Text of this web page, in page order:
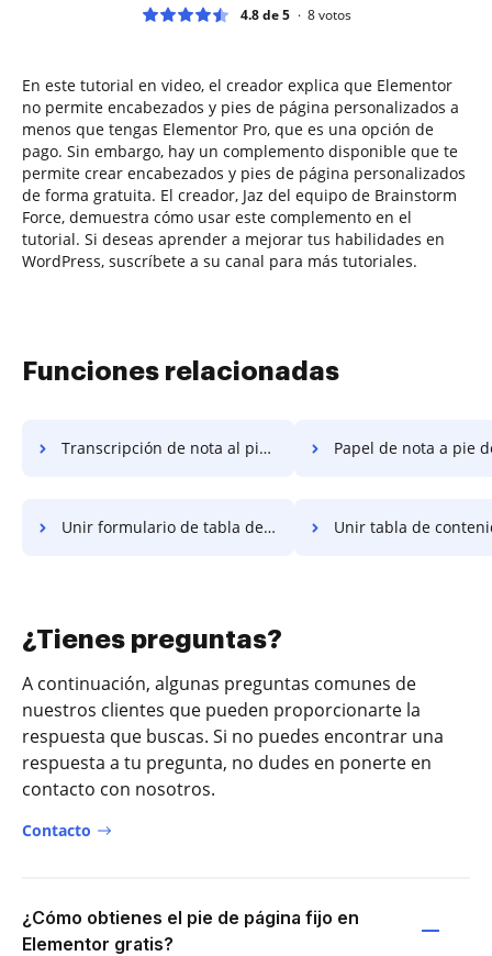
4.8 de 5 8votos
En este tutorial en video, el creador explica que Elementor
no permite encabezados y pies de página personalizados a
menos que tengas Elementor Pro, que es una opción de
pago. Sin embargo, hay un complemento disponible que te
permite crear encabezados y pies de página personalizados
de forma gratuita. El creador, Jaz del equipo de Brainstorm
Force, demuestra cómo usar este complemento en el
tutorial. Si deseas aprender a mejorar tus habilidades en
WordPress, suscríbete a su canal para más tutoriales.
Funciones relacionadas
Transcripción de nota al pie de unite Papel de nota a pie de
Unir formulario de tabla de contenido Unir tabla de contenido
¿Tienes preguntas?
A continuación, algunas preguntas comunes de
nuestros clientes que pueden proporcionarte la
respuesta que buscas. Si no puedes encontrar una
respuesta a tu pregunta, no dudes en ponerte en
contacto con nosotros.
Contacto
¿Cómo obtienes el pie de página fijo en
Elementor gratis?